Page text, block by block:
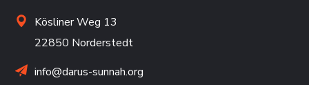
Kösliner Weg 13
22850 Norderstedt
info@darus-sunnah.org